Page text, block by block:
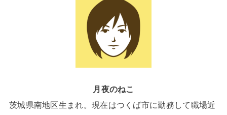
月夜のねこ
茨城県南地区生まれ。現在はつくば市に勤務して職場近